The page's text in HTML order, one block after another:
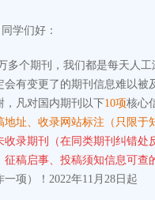
学们好：
多个期刊，我们都是每天人
会有变更了的期刊信息难以
，凡对国内期刊以下10项核心
地址、收录网站标注（只限于
收录期刊（在同类期刊纠错处
征稿启事、投稿须知信息可查
项）！2022年11月28日起